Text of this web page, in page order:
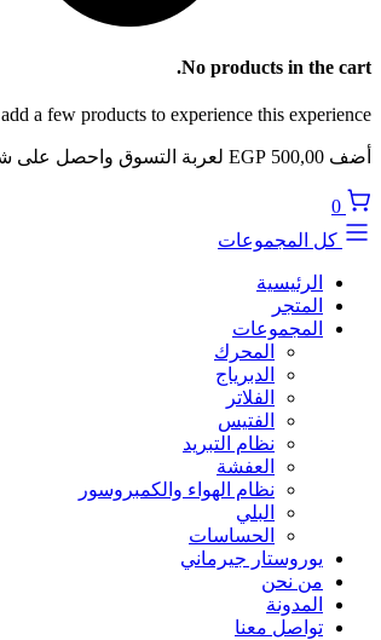
No products in the cart.
a few products to experience this experience.
أضف 500,00
EGP لعربة التسوق واحصل على
0
كل المجموعات
الرئيسية
المتجر
المجموعات
المحرك
الدبرياج
الفلاتر
الفتيس
نظام التبريد
العفشة
نظام الهواء والكمبروسور
البلي
الحساسات
يوروستار جيرماني
من نحن
المدونة
تواصل معنا